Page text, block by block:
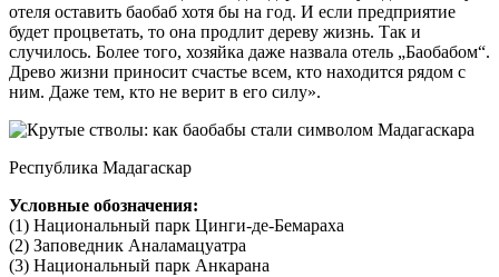
отеля оставить баобаб хотя бы на год. И если предприятие
будет процветать, то она продлит дереву жизнь. Так и
случилось. Более того, хозяйка даже назвала отель „Баобабом“.
Древо жизни приносит счастье всем, кто находится рядом с
ним. Даже тем, кто не верит в его силу».
Республика Мадагаскар
Условные обозначения:
(1) Национальный парк Цинги-де-Бемараха
(2) Заповедник Аналамацуатра
(3) Национальный парк Анкарана